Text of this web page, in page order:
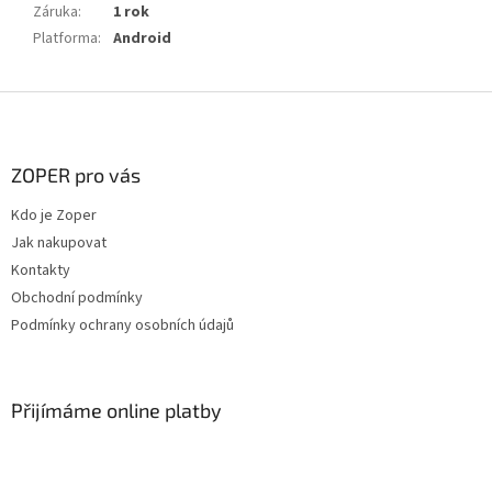
Záruka:
1 rok
Platforma: Android
ZOPER pro vás
Kdo je Zoper
Jak nakupovat
Kontakty
Obchodní podmínky
Podmínky ochrany osobních údajů
Přijímáme online platby